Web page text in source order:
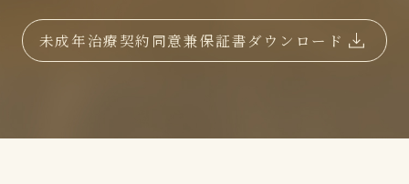
未成年治療契約同意兼保証書ダウンロード